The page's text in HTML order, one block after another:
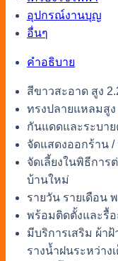
อุปกรณ์งานบุญ
อื่นๆ
คำอธิบาย
สีขาวสะอาด สูง
ทรงปลายแหลมสู
กันแดดและระบาย
จัดแสดงออกร้าน
จัดเลี้ยงในพิธีการ
บ้านใหม่
รายวัน รายเดือน
พร้อมติดตั้งและรื้
มีบริการเสริม ผ้า
รางน้ำฝนระหว่าง